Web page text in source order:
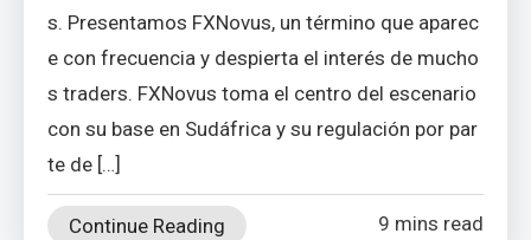
s. Presentamos FXNovus, un término que aparec
e con frecuencia y despierta el interés de mucho
s traders. FXNovus toma el centro del escenario
con su base en Sudáfrica y su regulación por par
te de […]
Continue Reading 9 mins read